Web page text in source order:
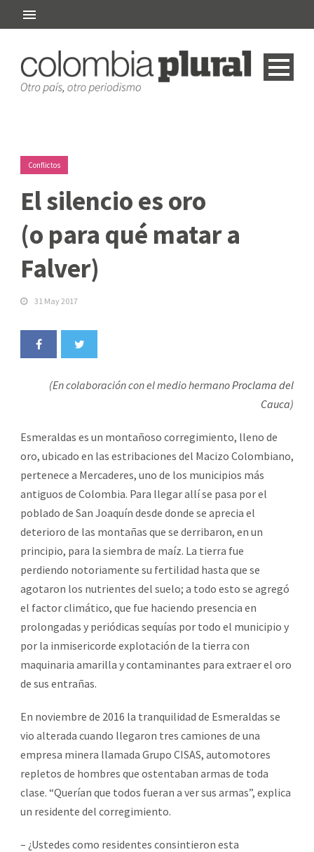
Conflictos
El silencio es oro
(o para qué matar a
Falver)
31 May 2017
(En colaboración con el medio hermanoProclama del
Cauca)
Esmeraldas es un montañoso corregimiento, lleno de
oro, ubicado en las estribaciones del Macizo Colombiano,
pertenece a Mercaderes, uno de los municipios más
antiguos de Colombia. Para llegar allí se pasa por el
poblado de San Joaquín desde donde se aprecia el
deterioro de las montañas que se derribaron, en un
principio, para la siembra de maíz. La tierra fue
perdiendo notoriamente su fertilidad hasta que se
agotaron los nutrientes del suelo; a todo esto se agregó
el factor climático, que fue haciendo presencia en
prolongadas y periódicas sequías por todo el municipio y
por la inmisericorde explotación de la tierra con
maquinaria amarilla y contaminantes para extraer el oro
de sus entrañas.
En noviembre de 2016 la tranquilidad de Esmeraldas se
vio alterada cuando llegaron tres camiones de una
empresa minera llamada Grupo CISAS, automotores
repletos de hombres que ostentaban armas de toda
clase. “Querían que todos fueran a ver sus armas”, explica
un residente del corregimiento.
– ¿Ustedes como residentes consintieron esta